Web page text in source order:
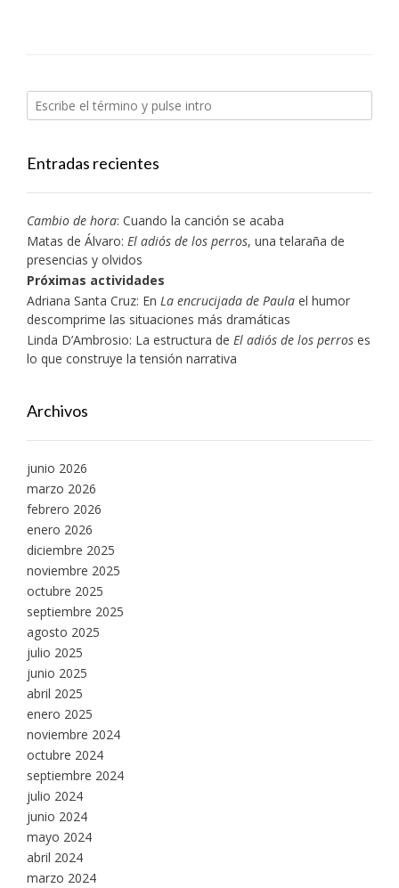
Entradas recientes
Cambio de hora: Cuando la canción se acaba
Matas de Álvaro: El adiós de los perros, una telaraña de
presencias y olvidos
Próximas actividades
Adriana Santa Cruz: En La encrucijada de Paula el humor
descomprime las situaciones más dramáticas
Linda D’Ambrosio: La estructura de El adiós de los perros es
lo que construye la tensión narrativa
Archivos
junio 2026
marzo 2026
febrero 2026
enero 2026
diciembre 2025
noviembre 2025
octubre 2025
septiembre 2025
agosto 2025
julio 2025
junio 2025
abril 2025
enero 2025
noviembre 2024
octubre 2024
septiembre 2024
julio 2024
junio 2024
mayo 2024
abril 2024
marzo 2024